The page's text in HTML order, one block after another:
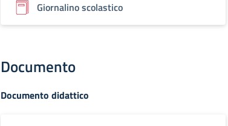
Giornalino scolastico
Documento
Documento didattico